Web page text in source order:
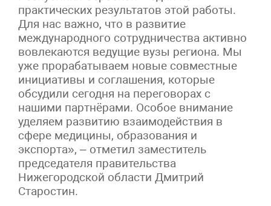
практических результатов этой работы.
Для нас важно, что в развитие
международного сотрудничества активно
вовлекаются ведущие вузы региона. Мы
уже прорабатываем новые совместные
инициативы и соглашения, которые
обсудили сегодня на переговорах с
нашими партнёрами. Особое внимание
уделяем развитию взаимодействия в
сфере медицины, образования и
экспорта», – отметил заместитель
председателя правительства
Нижегородской области Дмитрий
Старостин.